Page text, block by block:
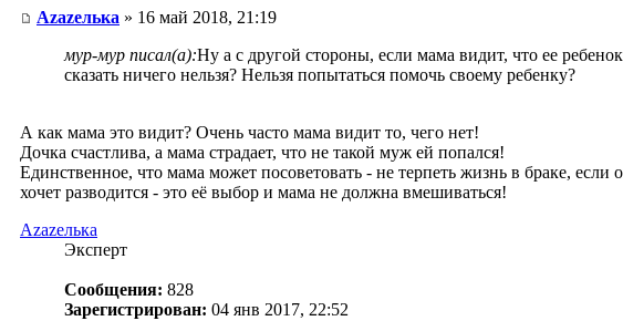
Аzаzелька » 16 май 2018, 21:19
мур-мур писал(а):Ну а с другой стороны, если мама видит, что ее
сказать ничего нельзя? Нельзя попытаться помочь своему ребенку?
А как мама это видит? Очень часто мама видит то, чего нет!
Дочка счастлива, а мама страдает, что не такой муж ей попался!
Единственное, что мама может посоветовать - не терпеть жизнь в браке,
хочет разводится - это её выбор и мама не должна вмешиваться!
Аzаzелька
Эксперт
Сообщения: 828
Зарегистрирован: 04 янв 2017, 22:52